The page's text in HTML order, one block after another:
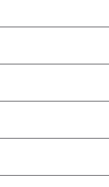
Primorsko-
Košický kraj
Ljubljana
Castilla y León
Ben Arous